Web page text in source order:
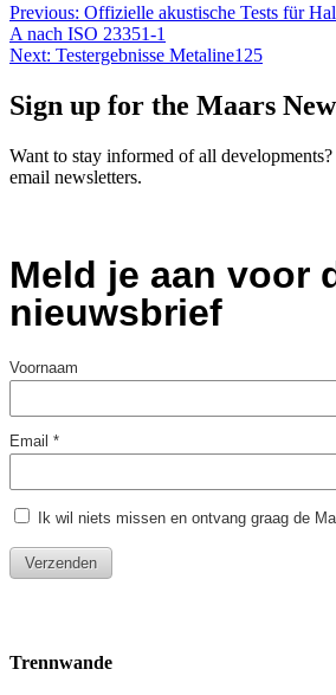
Previous: Offizielle akustische Tests für
A nach ISO 23351-1
Next: Testergebnisse Metaline125
Sign up for the Maars
Want to stay informed of all
email newsletters.
Trennwande